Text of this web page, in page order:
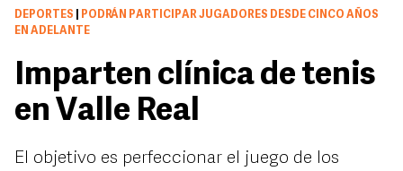
DEPORTES
PODRÁN PARTICIPAR JUGADORES DESDE CINCO AÑOS
EN ADELANTE
Imparten clínica de tenis
en Valle Real
El objetivo es perfeccionar el juego de los